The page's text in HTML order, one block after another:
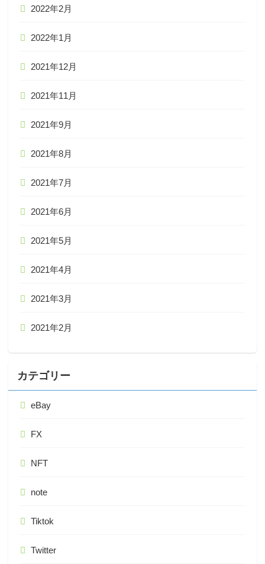
2022年2月
2022年1月
2021年12月
2021年11月
2021年9月
2021年8月
2021年7月
2021年6月
2021年5月
2021年4月
2021年3月
2021年2月
カテゴリー
eBay
FX
NFT
note
Tiktok
Twitter